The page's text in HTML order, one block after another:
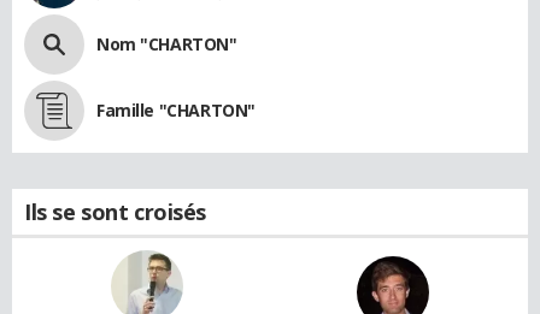
Nom "CHARTON"
Famille "CHARTON"
Ils se sont croisés